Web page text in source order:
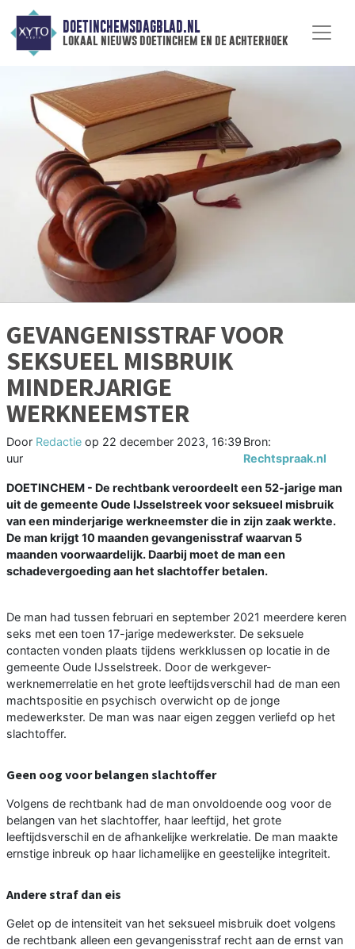
DOETINCHEMSDAGBLAD.NL
lokaal nieuws doetinchem en de achterhoek
GEVANGENISSTRAF VOOR
SEKSUEEL MISBRUIK
MINDERJARIGE
WERKNEEMSTER
Door Redactie op 22 december 2023, 16:39
uur
Bron:
Rechtspraak.nl
DOETINCHEM - De rechtbank veroordeelt een 52-jarige man
uit de gemeente Oude IJsselstreek voor seksueel misbruik
van een minderjarige werkneemster die in zijn zaak werkte.
De man krijgt 10 maanden gevangenisstraf waarvan 5
maanden voorwaardelijk. Daarbij moet de man een
schadevergoeding aan het slachtoffer betalen.
De man had tussen februari en september 2021 meerdere keren
seks met een toen 17-jarige medewerkster. De seksuele
contacten vonden plaats tijdens werkklussen op locatie in de
gemeente Oude IJsselstreek. Door de werkgever-
werknemerrelatie en het grote leeftijdsverschil had de man een
machtspositie en psychisch overwicht op de jonge
medewerkster. De man was naar eigen zeggen verliefd op het
slachtoffer.
Geen oog voor belangen slachtoffer
Volgens de rechtbank had de man onvoldoende oog voor de
belangen van het slachtoffer, haar leeftijd, het grote
leeftijdsverschil en de afhankelijke werkrelatie. De man maakte
ernstige inbreuk op haar lichamelijke en geestelijke integriteit.
Andere straf dan eis
Gelet op de intensiteit van het seksueel misbruik doet volgens
de rechtbank alleen een gevangenisstraf recht aan de ernst van